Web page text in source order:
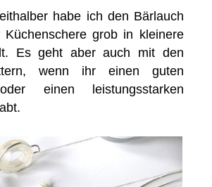
habe ich den Bärlauch
grob in kleinere
Es geht aber auch mit den
wenn ihr einen guten
einen leistungsstarken